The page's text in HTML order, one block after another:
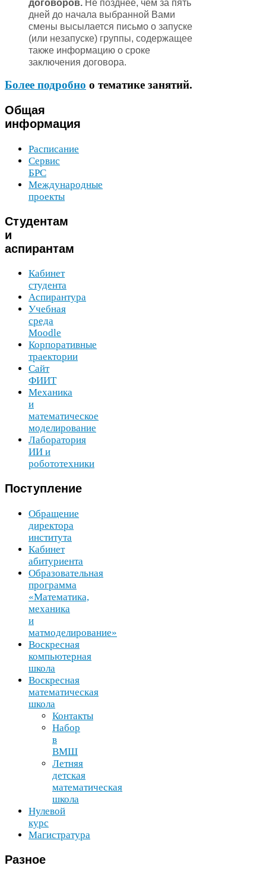
договоров. Не позднее, чем за пять
дней до начала выбранной Вами
смены высылается письмо о запуске
(или незапуске) группы, содержащее
также информацию о сроке
заключения договора.
Более подробно о тематике занятий.
Общая
информация
Расписание
Сервис
БРС
Международные
проекты
Студентам
и
аспирантам
Кабинет
студента
Аспирантура
Учебная
среда
Moodle
Корпоративные
траектории
Сайт
ФИИТ
Механика
и
математическое
моделирование
Лаборатория
ИИ и
робототехники
Поступление
Обращение
директора
института
Кабинет
абитуриента
Образовательная
программа
«Математика,
механика
и
матмоделирование»
Воскресная
компьютерная
школа
Воскресная
математическая
школа
Контакты
Набор
в
ВМШ
Летняя
детская
математическая
школа
Нулевой
курс
Магистратура
Разное